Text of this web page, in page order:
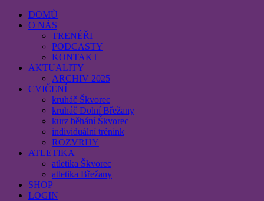
DOMŮ
O NÁS
TRENÉŘI
PODCASTY
KONTAKT
AKTUALITY
ARCHIV 2025
CVIČENÍ
kruháč Škvorec
kruháč Dolní Břežany
kurz běhání Škvorec
individuální trénink
ROZVRHY
ATLETIKA
atletika Škvorec
atletika Břežany
SHOP
LOGIN